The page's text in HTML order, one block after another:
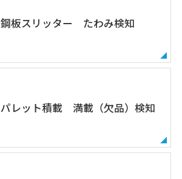
鋼板スリッター たわみ検知
パレット積載 満載（欠品）検知